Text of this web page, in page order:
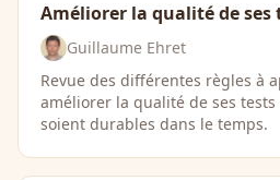
Améliorer la qualité de
Guillaume Ehret
Revue des différentes règles à
améliorer la qualité de ses
soient durables dans le temps.